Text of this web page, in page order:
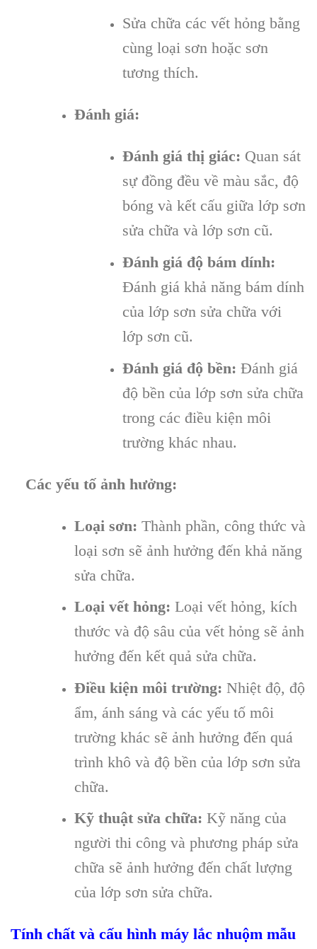
Sửa chữa các vết hỏng bằng
cùng loại sơn hoặc sơn
tương thích.
Đánh giá:
Đánh giá thị giác: Quan sát
sự đồng đều về màu sắc, độ
bóng và kết cấu giữa lớp sơn
sửa chữa và lớp sơn cũ.
Đánh giá độ bám dính:
Đánh giá khả năng bám dính
của lớp sơn sửa chữa với
lớp sơn cũ.
Đánh giá độ bền: Đánh giá
độ bền của lớp sơn sửa chữa
trong các điều kiện môi
trường khác nhau.
Các yếu tố ảnh hưởng:
Loại sơn: Thành phần, công thức và
loại sơn sẽ ảnh hưởng đến khả năng
sửa chữa.
Loại vết hỏng: Loại vết hỏng, kích
thước và độ sâu của vết hỏng sẽ ảnh
hưởng đến kết quả sửa chữa.
Điều kiện môi trường: Nhiệt độ, độ
ẩm, ánh sáng và các yếu tố môi
trường khác sẽ ảnh hưởng đến quá
trình khô và độ bền của lớp sơn sửa
chữa.
Kỹ thuật sửa chữa: Kỹ năng của
người thi công và phương pháp sửa
chữa sẽ ảnh hưởng đến chất lượng
của lớp sơn sửa chữa.
Tính chất và cấu hình máy lắc nhuộm mẫu